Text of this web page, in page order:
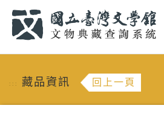
::: 藏品資訊 回上一頁